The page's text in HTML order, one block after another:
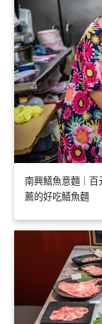
南興鱔魚意麵｜百
薦的好吃鱔魚麵